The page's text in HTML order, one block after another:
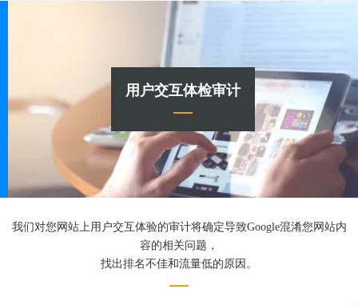
用户交互体检审计
我们对您网站上用户交互体验的审计将确定导致Google混淆您网站内
容的相关问题，
找出排名不佳和流量低的原因。